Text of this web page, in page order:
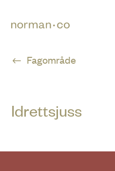
Fagområde
Idrettsjuss